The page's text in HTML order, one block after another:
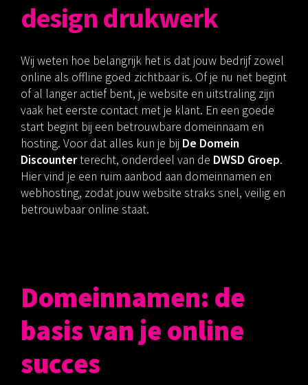
design drukwerk
Wij weten hoe belangrijk het is dat jouw bedrijf zowel
online als offline goed zichtbaar is. Of je nu net begint
of al langer actief bent, je website en uitstraling zijn
vaak het eerste contact met je klant. En een goede
start begint bij een betrouwbare domeinnaam en
hosting. Voor dat alles kun je bij De Domein
Discounterterecht, onderdeel van de DWSD Groep.
Hier vind je een ruim aanbod aan domeinnamen en
webhosting, zodat jouw website straks snel, veilig en
betrouwbaar online staat.
Domeinnamen: de
basis van je online
succes